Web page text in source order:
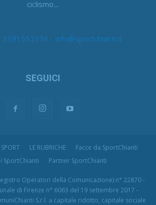
ciclismo...
3391552376 - info@sportchianti.it
SEGUICI
SPORT LE RUBRICHE
Facce da SportChianti
SportChianti
Partner SportChianti
Operatori della Comunicazione) n° 22870 -
di Firenze n° 6063 del 19 settembre 2017 -
S.r.l. a capitale ridotto, capitale sociale